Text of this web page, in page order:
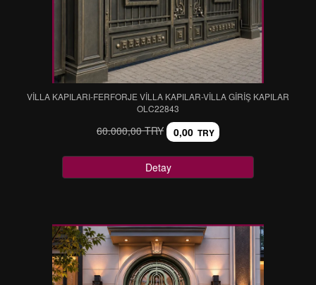
VİLLA KAPILARI-FERFORJE VİLLA KAPILAR-VİLLA GİRİŞ KAPILAR
OLC22843
60.000,00 TRY 0,00 TRY
Detay